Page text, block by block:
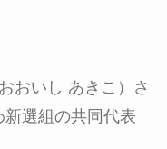
おいし あきこ）さ
選組の共同代表